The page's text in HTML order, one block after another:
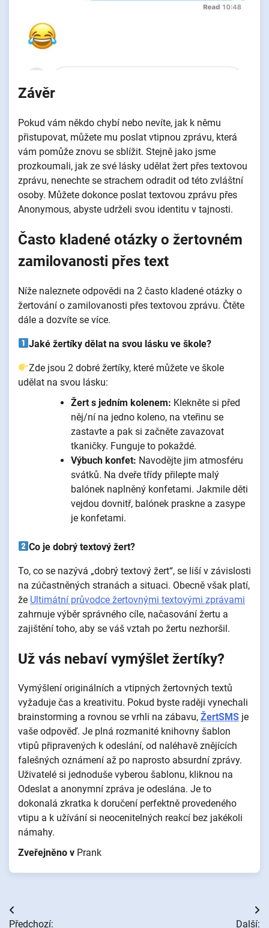
Závěr
Pokud vám někdo chybí nebo nevíte, jak k němu
přistupovat, můžete mu poslat vtipnou zprávu, která
vám pomůže znovu se sblížit. Stejně jako jsme
prozkoumali, jak ze své lásky udělat žert přes textovou
zprávu, nenechte se strachem odradit od této zvláštní
osoby. Můžete dokonce poslat textovou zprávu přes
Anonymous, abyste udrželi svou identitu v tajnosti.
Často kladené otázky o žertovném
zamilovanosti přes text
Níže naleznete odpovědi na 2 často kladené otázky o
žertování o zamilovanosti přes textovou zprávu. Čtěte
dále a dozvíte se více.
Jaké žertíky dělat na svou lásku ve škole?
Zde jsou 2 dobré žertíky, které můžete ve škole
udělat na svou lásku:
Žert s jedním kolenem: Klekněte si před
něj/ní na jedno koleno, na vteřinu se
zastavte a pak si začněte zavazovat
tkaničky. Funguje to pokaždé.
Výbuch konfet: Navodějte jim atmosféru
svátků. Na dveře třídy přilepte malý
balónek naplněný konfetami. Jakmile děti
vejdou dovnitř, balónek praskne a zasype
je konfetami.
Co je dobrý textový žert?
To, co se nazývá „dobrý textový žert“, se liší v závislosti
na zúčastněných stranách a situaci. Obecně však platí,
že Ultimátní průvodce žertovnými textovými zprávami
zahrnuje výběr správného cíle, načasování žertu a
zajištění toho, aby se váš vztah po žertu nezhoršil.
Už vás nebaví vymýšlet žertíky?
Vymýšlení originálních a vtipných žertovných textů
vyžaduje čas a kreativitu. Pokud byste raději vynechali
brainstorming a rovnou se vrhli na zábavu, ŽertSMS je
vaše odpověď. Je plná rozmanité knihovny šablon
vtipů připravených k odeslání, od naléhavě znějících
falešných oznámení až po naprosto absurdní zprávy.
Uživatelé si jednoduše vyberou šablonu, kliknou na
Odeslat a anonymní zpráva je odeslána. Je to
dokonalá zkratka k doručení perfektně provedeného
vtipu a k užívání si neocenitelných reakcí bez jakékoli
námahy.
Zveřejněno v Prank
Navigace
Předchozí: Další: